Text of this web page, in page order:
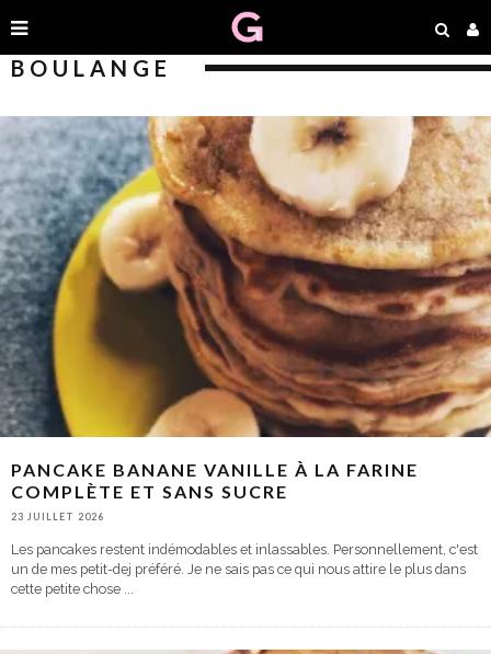
BOULANGE
PANCAKE BANANE VANILLE À LA FARINE
COMPLÈTE ET SANS SUCRE
23 JUILLET 2026
Les pancakes restent indémodables et inlassables. Personnellement, c'est
un de mes petit-dej préféré. Je ne sais pas ce qui nous attire le plus dans
cette petite chose ...